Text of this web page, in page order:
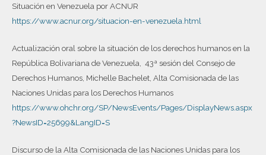
Situación en Venezuela por ACNUR
https://www.acnur.org/situacion-en-venezuela.html
Actualización oral sobre la situación de los derechos humanos en la
República Bolivariana de Venezuela, 43ª sesión del Consejo de
Derechos Humanos, Michelle Bachelet, Alta Comisionada de las
Naciones Unidas para los Derechos Humanos
https://www.ohchr.org/SP/NewsEvents/Pages/DisplayNews.aspx
?NewsID=25699&LangID=S
Discurso de la Alta Comisionada de las Naciones Unidas para los